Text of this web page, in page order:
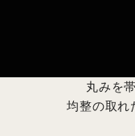
丸みを
均整の取れ